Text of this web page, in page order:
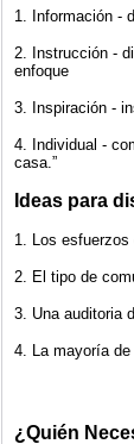
1. Información -
2. Instrucción -
enfoque
3. Inspiración -
4. Individual -
casa.”
Ideas para
1. Los esfuerzos
2. El tipo de
3. Una auditoria
4. La mayoría
¿Quién